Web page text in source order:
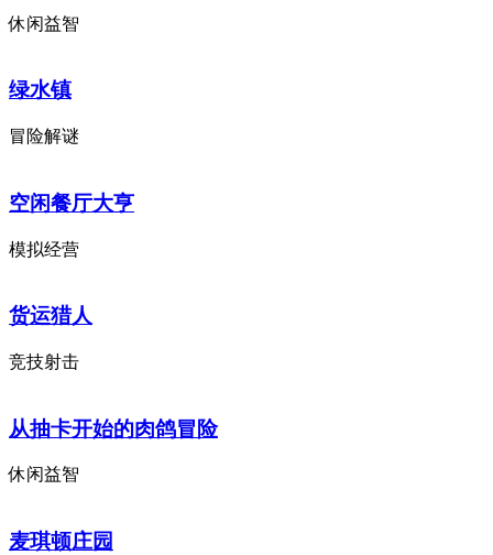
休闲益智
绿水镇
冒险解谜
空闲餐厅大亨
模拟经营
货运猎人
竞技射击
从抽卡开始的肉鸽冒险
休闲益智
麦琪顿庄园